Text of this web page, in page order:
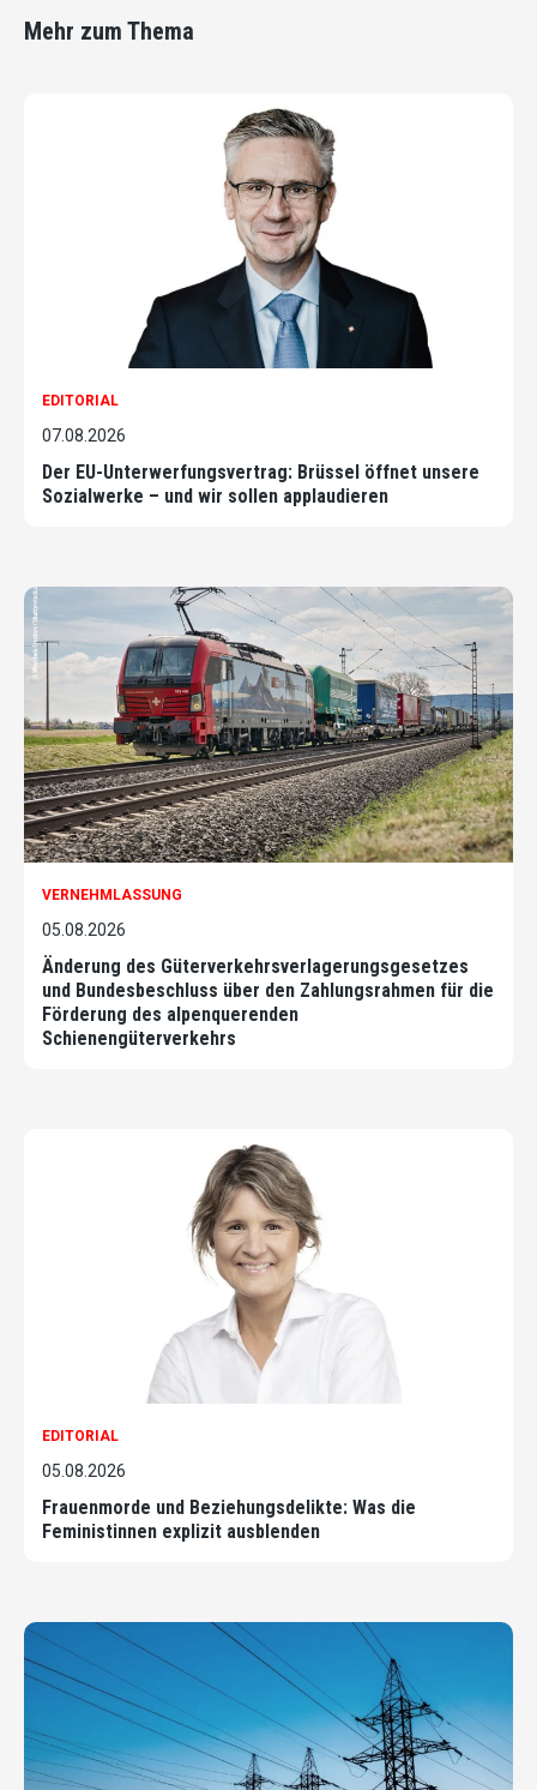
Mehr zum Thema
EDITORIAL
07.08.2026
Der EU-Unterwerfungsvertrag: Brüssel öffnet unsere
Sozialwerke – und wir sollen applaudieren
VERNEHMLASSUNG
05.08.2026
Änderung des Güterverkehrsverlagerungsgesetzes
und Bundesbeschluss über den Zahlungsrahmen für die
Förderung des alpenquerenden
Schienengüterverkehrs
EDITORIAL
05.08.2026
Frauenmorde und Beziehungsdelikte: Was die
Feministinnen explizit ausblenden